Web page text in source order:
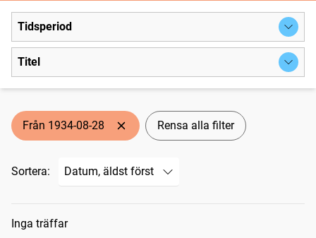
Tidsperiod
Titel
Från 1934-08-28 Rensa alla filter
Sortera:
Sökresultat
Inga träffar